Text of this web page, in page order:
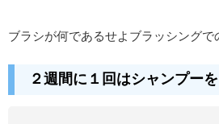
ブラシが何であるせよブラッシングで
２週間に１回はシャンプー